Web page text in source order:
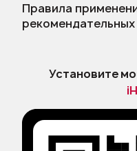
Правила
Установите